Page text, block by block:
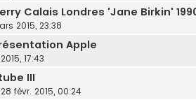
Calais Londres 'Jane Birkin'
2015, 23:38
Apple
17:43
III
févr. 2015, 00:24